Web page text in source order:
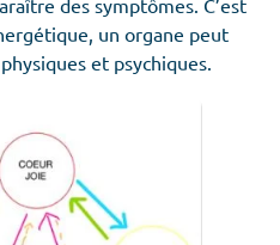
un organe peut
et psychiques.